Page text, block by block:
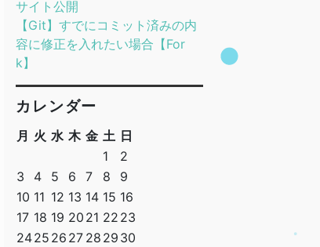
サイト公開
【Git】すでにコミット済みの内
容に修正を入れたい場合【For
k】
カレンダー
月 火 水 木 金 土 日
1
2
3
4 5 6 7 8
9
10 11 12 13 14 15 16
17 18 19 20 21 22 23
2425 26 27 28 29 30